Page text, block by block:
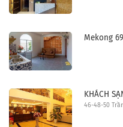
Mekong
KHÁCH
46-48-50